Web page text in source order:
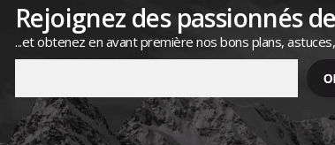
Rejoignez des passionnés
...et obtenez en avant première nos bons plans,